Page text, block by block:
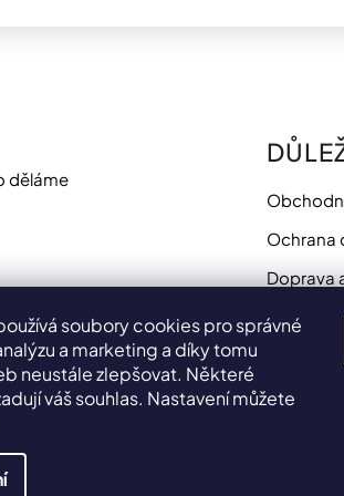
soubory cookies pro správné
a marketing a díky tomu
neustále zlepšovat. Některé
váš souhlas. Nastavení můžete
děláme
Ochrana
Doprava